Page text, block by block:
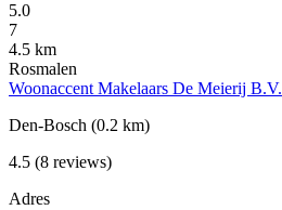
5.0
7
4.5 km
Rosmalen
Woonaccent Makelaars De Meierij B.V.
Den-Bosch (0.2 km)
4.5 (8 reviews)
Adres